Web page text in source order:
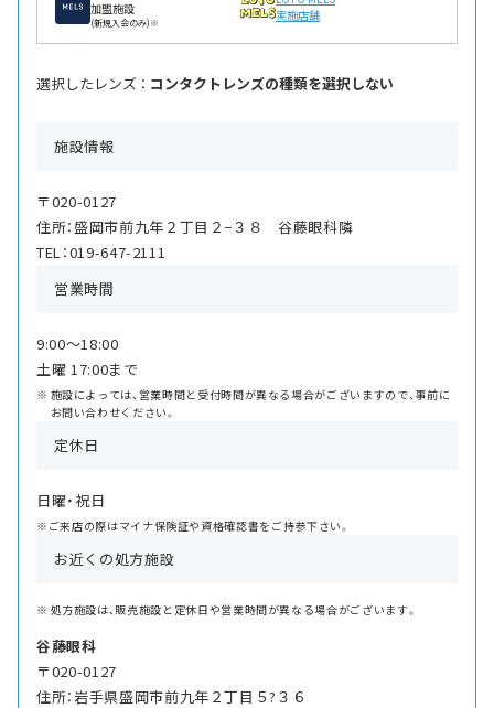
加盟施設
(新規入会のみ)※
実施店舗
選択したレンズ ： コンタクトレンズの種類を選択しない
施設情報
〒020-0127
住所：盛岡市前九年２丁目２−３８ 谷藤眼科隣
TEL：019-647-2111
営業時間
9:00〜18:00
土曜 17:00まで
施設によっては、営業時間と受付時間が異なる場合がございますので、事前に
お問い合わせください。
定休日
日曜・祝日
※ご来店の際はマイナ保険証や資格確認書をご持参下さい。
お近くの処方施設
処方施設は、販売施設と定休日や営業時間が異なる場合がございます。
谷藤眼科
〒020-0127
住所：岩手県盛岡市前九年２丁目５?３６